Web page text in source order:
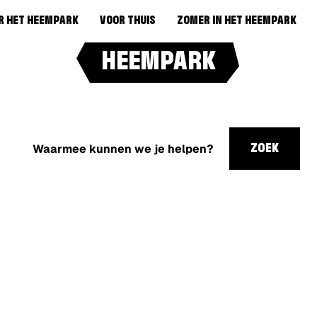
HEEMPARK
HET HEEMPARK VOOR THUIS ZOMER IN HET HEEMPARK
kunnen
ZOEK